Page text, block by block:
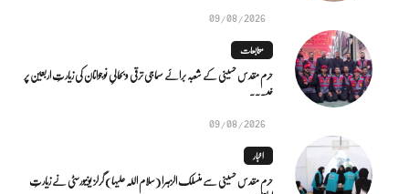
09/08/2026
متابعات
حرم مقدس حسینی کے شعبہ برائے سماجی ترقی و بحالیِ نوجوانان کی زیارتِ اربعین پر
خد...
09/08/2026
اخبار
حرم مقدس حسینی سے منسلک الزہرا (سلام اللہ علیہا) گرلز یونیورسٹی نے زیارتِ